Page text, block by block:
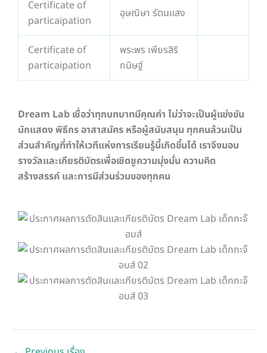
Certificate of
particaipation
อุษณิษา รัตนแสง
Certificate of
particaipation
พระพร เพียรสิริ
กนิษฐ์
Dream Lab เชื่อว่าทุกบทบาทมีคุณค่า ไม่ว่าจะเป็นผู้แข่งขัน
นักแสดง พิธีกร อาสาสมัคร หรือผู้สนับสนุน ทุกคนล้วนเป็น
ส่วนสำคัญที่ทำให้เวทีแห่งการเรียนรู้นี้เกิดขึ้นได้ เราจึงมอบ
รางวัลและเกียรติบัตรเพื่อเชิดชูความมุ่งมั่น ความคิด
สร้างสรรค์ และการมีส่วนร่วมของทุกคน